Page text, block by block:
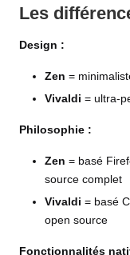
Les
Design :
Zen =
Vivaldi = ultra-
Philosophie :
Zen = basé
source complet
Vivaldi = basé
open source
Fonctionnalités